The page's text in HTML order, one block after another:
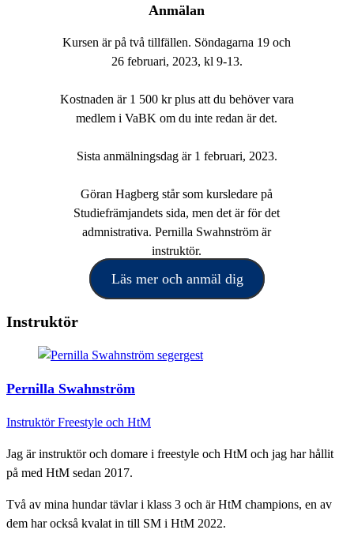
Anmälan
Kursen är på två tillfällen. Söndagarna 19 och
26 februari, 2023, kl 9-13.
Kostnaden är 1 500 kr plus att du behöver vara
medlem i VaBK om du inte redan är det.
Sista anmälningsdag är 1 februari, 2023.
Göran Hagberg står som kursledare på
Studiefrämjandets sida, men det är för det
admnistrativa. Pernilla Swahnström är
instruktör.
Läs mer och anmäl dig
Instruktör
Pernilla Swahnström
Instruktör Freestyle och HtM
Jag är instruktör och domare i freestyle och HtM och jag har hållit
på med HtM sedan 2017.
Två av mina hundar tävlar i klass 3 och är HtM champions, en av
dem har också kvalat in till SM i HtM 2022.